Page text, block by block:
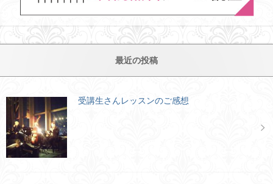
最近の投稿
受講生さんレッスンのご感想